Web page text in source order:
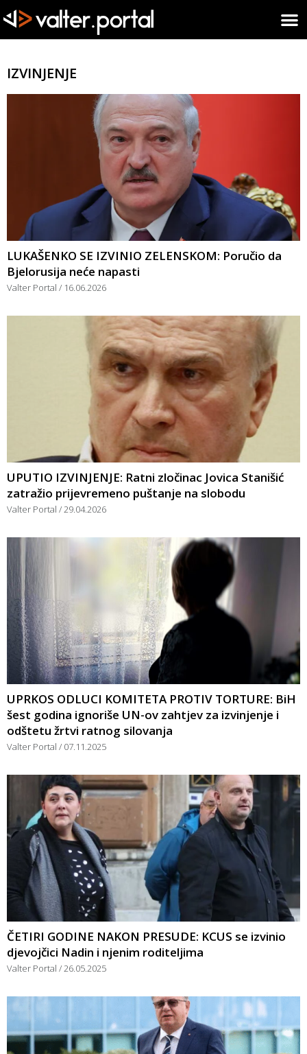
IZVINJENJE
LUKAŠENKO SE IZVINIO ZELENSKOM: Poručio da
Bjelorusija neće napasti
Valter Portal 16.06.2026
UPUTIO IZVINJENJE: Ratni zločinac Jovica Stanišić
zatražio prijevremeno puštanje na slobodu
Valter Portal 29.04.2026
UPRKOS ODLUCI KOMITETA PROTIV TORTURE: BiH
šest godina ignoriše UN-ov zahtjev za izvinjenje i
odštetu žrtvi ratnog silovanja
Valter Portal 07.11.2025
ČETIRI GODINE NAKON PRESUDE: KCUS se izvinio
djevojčici Nadin i njenim roditeljima
Valter Portal 26.05.2025